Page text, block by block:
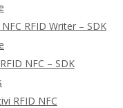
RFID Writer – SDK
NFC – SDK
RFID NFC